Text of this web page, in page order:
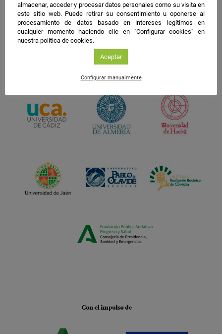
almacenar, acceder y procesar datos personales como su visita en
este sitio web. Puede retirar su consentimiento u oponerse al
procesamiento de datos basado en intereses legítimos en
cualquier momento haciendo clic en "Configurar cookies" en
nuestra política de cookies.
Aceptar
Configurar manualmente